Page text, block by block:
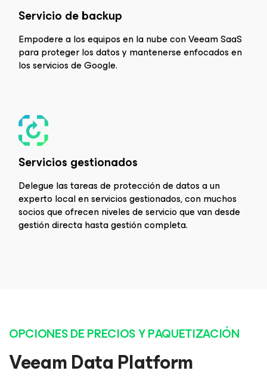
Servicio de backup
Empodere a los equipos en la nube con Veeam SaaS
para proteger los datos y mantenerse enfocados en
los servicios de Google.
Servicios gestionados
Delegue las tareas de protección de datos a un
experto local en servicios gestionados, con muchos
socios que ofrecen niveles de servicio que van desde
gestión directa hasta gestión completa.
OPCIONES DE PRECIOS Y PAQUETIZACIÓN
Veeam Data Platform